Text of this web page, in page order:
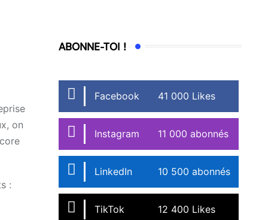
on
:
ABONNE-TOI !
Facebook 41 000 Likes
Instagram 11 000 abonnés
LinkedIn 10 500 abonnés
TikTok 12 400 Likes